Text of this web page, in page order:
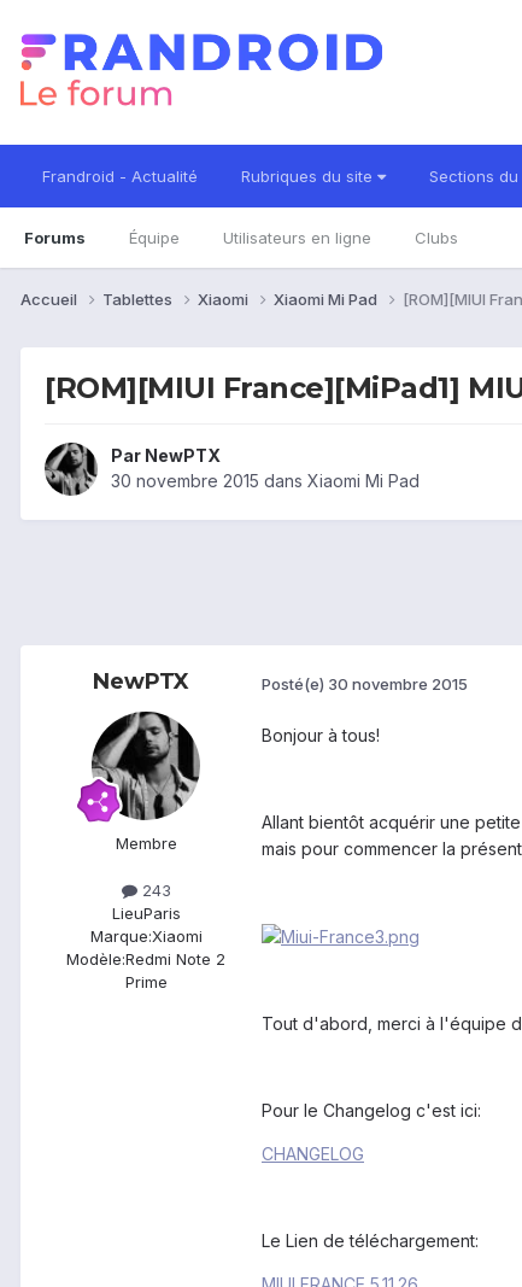
Frandroid - Actualité Rubriques du site Sections
Forums Équipe Utilisateurs en ligne Clubs
Accueil Tablettes Xiaomi Xiaomi Mi Pad [ROM][MIUI
[ROM][MIUI France][MiPad1]
Par NewPTX
30 novembre 2015 dans Xiaomi Mi Pad
NewPTX
Membre
243
LieuParis
Marque:Xiaomi
Modèle:Redmi Note 2
Prime
Posté(e) 30 novembre 2015
Bonjour à tous!
Allant bientôt acquérir une
mais pour commencer la
Tout d'abord, merci à l'équipe
Pour le Changelog c'est ici:
CHANGELOG
Le Lien de téléchargement: